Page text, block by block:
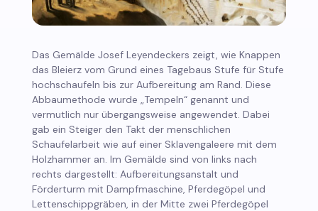
Das Gemälde Josef Leyendeckers zeigt, wie Knappen
das Bleierz vom Grund eines Tagebaus Stufe für Stufe
hochschaufeln bis zur Aufbereitung am Rand. Diese
Abbaumethode wurde „Tempeln“ genannt und
vermutlich nur übergangsweise angewendet. Dabei
gab ein Steiger den Takt der menschlichen
Schaufelarbeit wie auf einer Sklavengaleere mit dem
Holzhammer an. Im Gemälde sind von links nach
rechts dargestellt: Aufbereitungsanstalt und
Förderturm mit Dampfmaschine, Pferdegöpel und
Lettenschippgräben, in der Mitte zwei Pferdegöpel